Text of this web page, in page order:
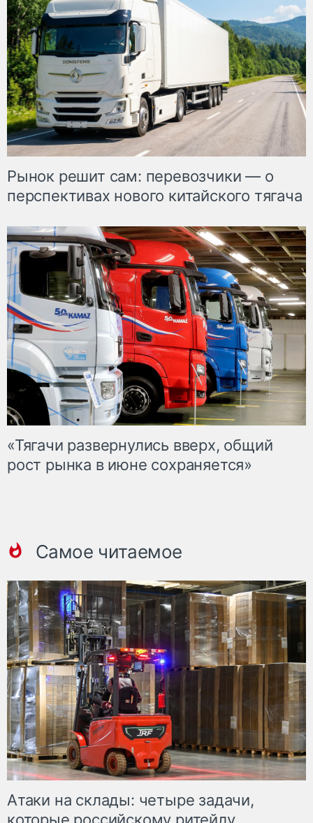
Рынок решит сам: перевозчики — о
перспективах нового китайского тягача
«Тягачи развернулись вверх, общий
рост рынка в июне сохраняется»
Самое читаемое
Атаки на склады: четыре задачи,
которые российскому ритейлу